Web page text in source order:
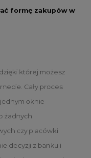
formę zakupów w
której możesz
Cały proces
oknie
żadnych
czy placówki
decyzji z banku i